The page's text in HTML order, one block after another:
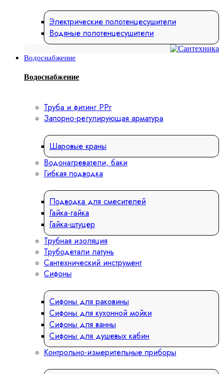
Электрические полотенцесушители
Водяные полотенцесушители
Водоснабжение
Водоснабжение
Труба и фитинг PPr
Запорно-регулирующая арматура
Шаровые краны
Водонагреватели, баки
Гибкая подводка
Подводка для смесителей
Гайка-гайка
Гайка-штуцер
Трубная изоляция
Трубодетали латунь
Сантехнический инструмент
Сифоны
Сифоны для раковины
Сифоны для кухонной мойки
Сифоны для ванны
Сифоны для душевых кабин
Контрольно-измерительные приборы